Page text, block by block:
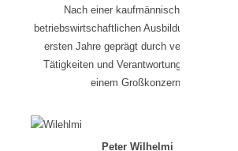
Nach einer kaufmännischen und
betriebswirtschaftlichen Ausbildung waren
ersten Jahre geprägt durch verschiedene
Tätigkeiten und Verantwortungsgebiete in
einem Großkonzern.
Peter Wilhelmi